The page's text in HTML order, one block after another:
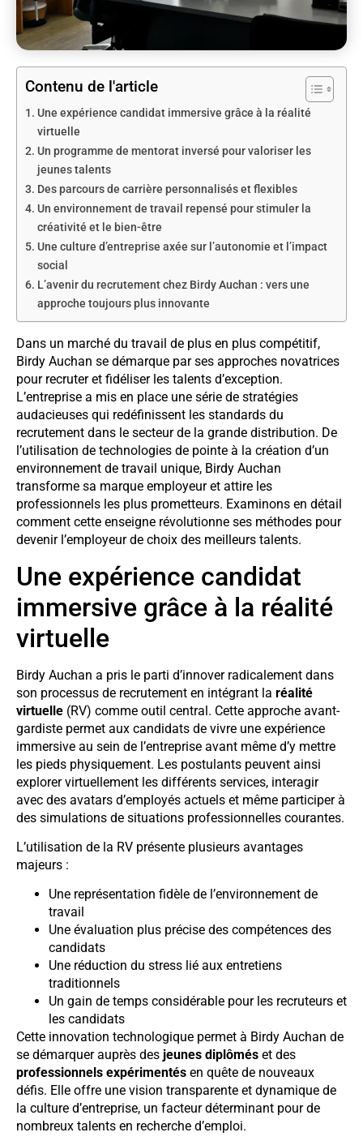
Contenu de l'article
Une expérience candidat immersive grâce à la réalité
virtuelle
Un programme de mentorat inversé pour valoriser les
jeunes talents
Des parcours de carrière personnalisés et flexibles
Un environnement de travail repensé pour stimuler la
créativité et le bien-être
Une culture d’entreprise axée sur l’autonomie et l’impact
social
L’avenir du recrutement chez Birdy Auchan : vers une
approche toujours plus innovante
Dans un marché du travail de plus en plus compétitif,
Birdy Auchan se démarque par ses approches novatrices
pour recruter et fidéliser les talents d’exception.
L’entreprise a mis en place une série de stratégies
audacieuses qui redéfinissent les standards du
recrutement dans le secteur de la grande distribution. De
l’utilisation de technologies de pointe à la création d’un
environnement de travail unique, Birdy Auchan
transforme sa marque employeur et attire les
professionnels les plus prometteurs. Examinons en détail
comment cette enseigne révolutionne ses méthodes pour
devenir l’employeur de choix des meilleurs talents.
Une expérience candidat
immersive grâce à la réalité
virtuelle
Birdy Auchan a pris le parti d’innover radicalement dans
son processus de recrutement en intégrant la réalité
virtuelle (RV) comme outil central. Cette approche avant-
gardiste permet aux candidats de vivre une expérience
immersive au sein de l’entreprise avant même d’y mettre
les pieds physiquement. Les postulants peuvent ainsi
explorer virtuellement les différents services, interagir
avec des avatars d’employés actuels et même participer à
des simulations de situations professionnelles courantes.
L’utilisation de la RV présente plusieurs avantages
majeurs :
Une représentation fidèle de l’environnement de
travail
Une évaluation plus précise des compétences des
candidats
Une réduction du stress lié aux entretiens
traditionnels
Un gain de temps considérable pour les recruteurs et
les candidats
Cette innovation technologique permet à Birdy Auchan de
se démarquer auprès des jeunes diplômés et des
professionnels expérimentés en quête de nouveaux
défis. Elle offre une vision transparente et dynamique de
la culture d’entreprise, un facteur déterminant pour de
nombreux talents en recherche d’emploi.